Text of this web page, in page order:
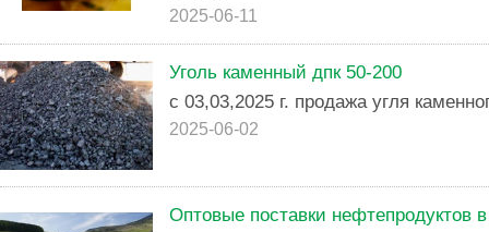
2025-06-11
Уголь каменный дпк 50-200
с 03,03,2025 г. продажа угля
2025-06-02
Оптовые поставки нефтепродуктов